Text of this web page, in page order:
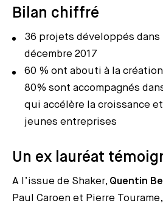
Bilan chiffré
36 projets développés dans
décembre 2017
60 % ont abouti à la
80% sont accompagnés
qui accélère la croissance
jeunes entreprises
Un ex lauréat
A l’issue de Shaker, Quentin
Paul Caroen et Pierre